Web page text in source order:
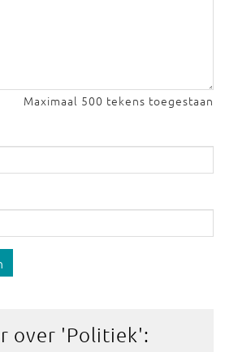
Maximaal 500 tekens toegestaan
over 'Politiek':